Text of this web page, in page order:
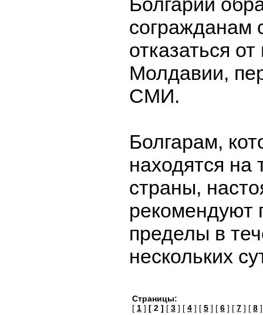
согражданам
отказаться
Молдавии,
СМИ.
Болгарам,
находятся на
страны,
рекомендуют
пределы в
нескольких
Страницы:
[ 1 ] [ 2 ] [ 3 ] [ 4 ] [ 5 ] [ 6 ] [ 7 ] [ 8